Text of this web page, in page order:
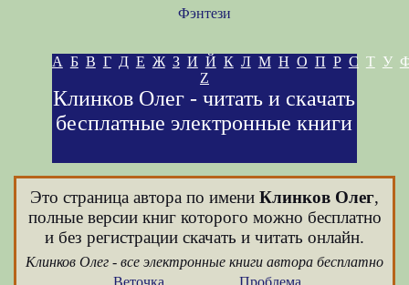
Фэнтези
А Б В Г Д Е Ж З И Й К Л М Н О П Р С Т У
Z
Клинков Олег - читать и скачать
бесплатные электронные книги
Это страница автора по имени Клинков Олег,
полные версии книг которого можно бесплатно
и без регистрации скачать и читать онлайн.
Клинков Олег - все электронные книги автора бесплатно
Веточка
Проблема